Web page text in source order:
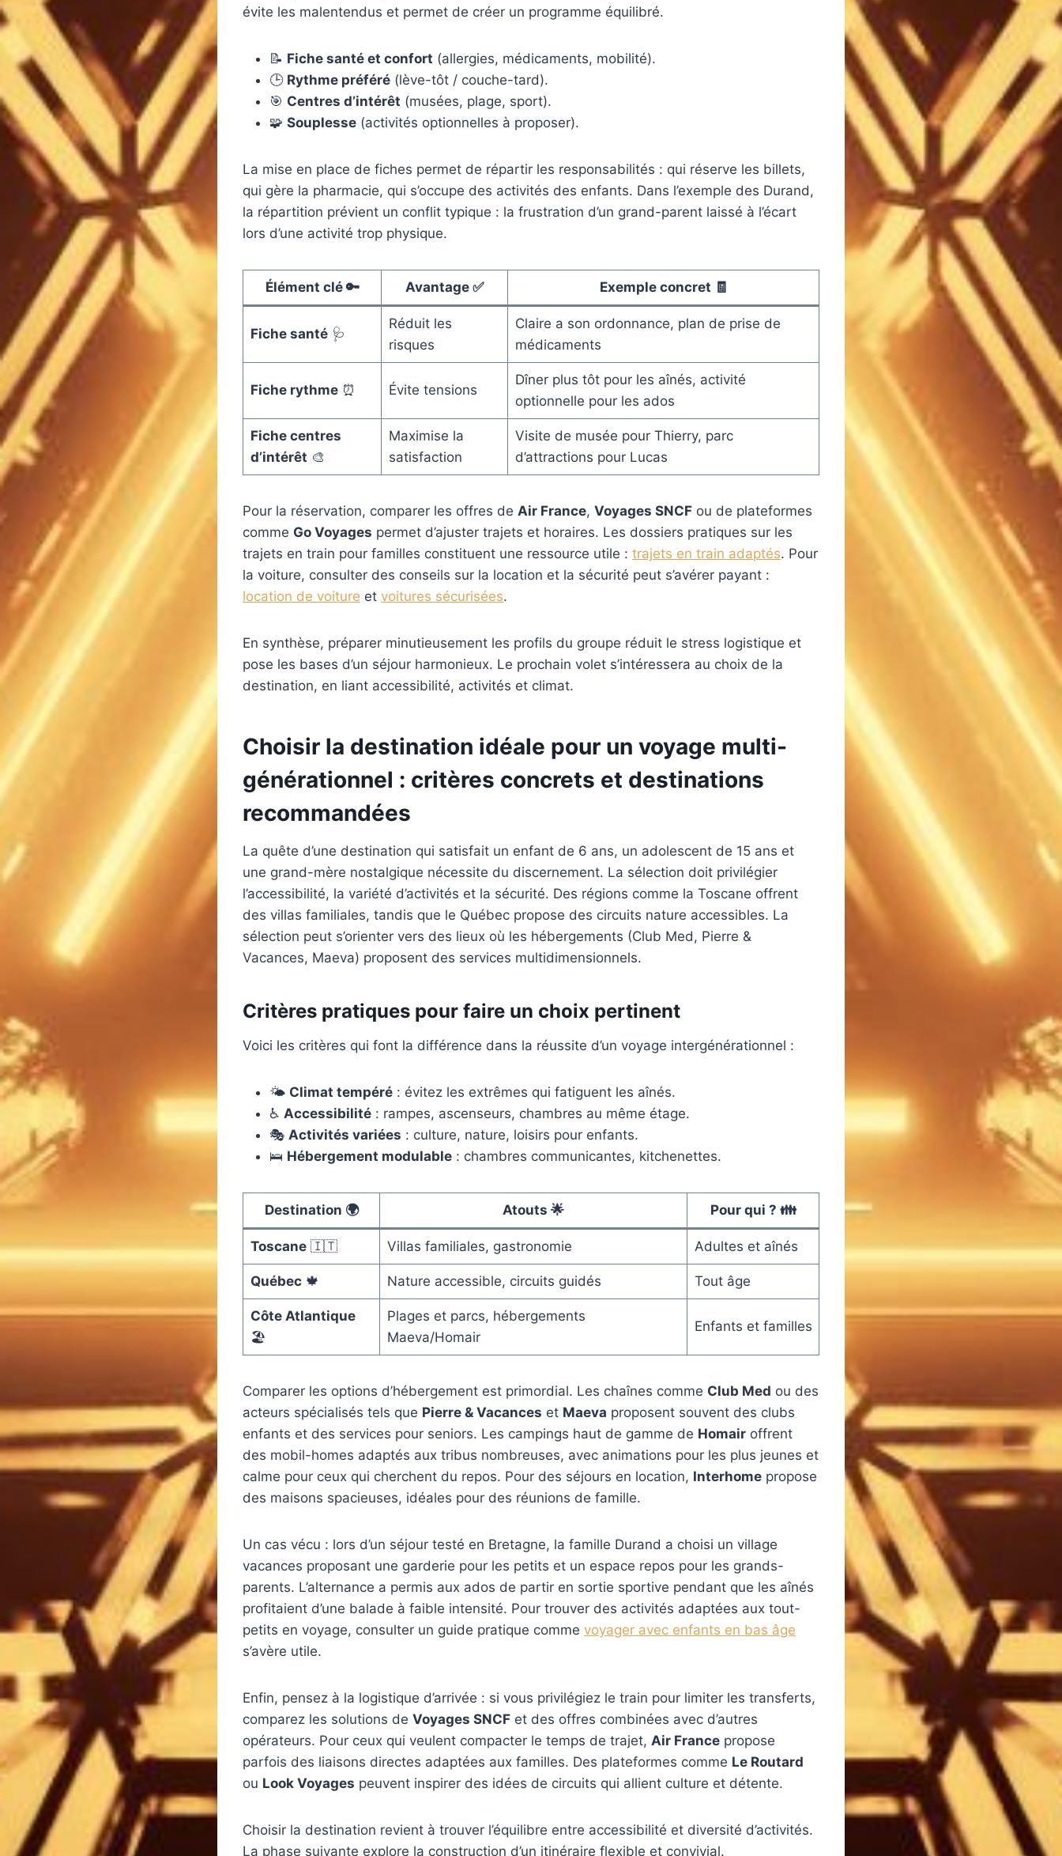
évite les malentendus et permet de créer un programme équilibré.
📝 Fiche santé et confort (allergies, médicaments, mobilité).
🕒 Rythme préféré (lève-tôt / couche-tard).
🎯 Centres d’intérêt (musées, plage, sport).
🧩 Souplesse (activités optionnelles à proposer).
La mise en place de fiches permet de répartir les responsabilités : qui réserve les billets,
qui gère la pharmacie, qui s’occupe des activités des enfants. Dans l’exemple des Durand,
la répartition prévient un conflit typique : la frustration d’un grand-parent laissé à l’écart
lors d’une activité trop physique.
Élément clé 🔑 Avantage ✅ Exemple concret 🧾
Fiche santé🩺
Réduit les
risques
Claire a son ordonnance, plan de prise de
médicaments
Fiche rythme⏰ Évite tensions
Dîner plus tôt pour les aînés, activité
optionnelle pour les ados
Fiche centres
d’intérêt 🎨
Maximise la
satisfaction
Visite de musée pour Thierry, parc
d’attractions pour Lucas
Pour la réservation, comparer les offres de Air France, Voyages SNCF ou de plateformes
comme Go Voyages permet d’ajuster trajets et horaires. Les dossiers pratiques sur les
trajets en train pour familles constituent une ressource utile : trajets en train adaptés. Pour
la voiture, consulter des conseils sur la location et la sécurité peut s’avérer payant :
location de voiture et voitures sécurisées.
En synthèse, préparer minutieusement les profils du groupe réduit le stress logistique et
pose les bases d’un séjour harmonieux. Le prochain volet s’intéressera au choix de la
destination, en liant accessibilité, activités et climat.
Choisir la destination idéale pour un voyage multi-
générationnel : critères concrets et destinations
recommandées
La quête d’une destination qui satisfait un enfant de 6 ans, un adolescent de 15 ans et
une grand-mère nostalgique nécessite du discernement. La sélection doit privilégier
l’accessibilité, la variété d’activités et la sécurité. Des régions comme la Toscane offrent
des villas familiales, tandis que le Québec propose des circuits nature accessibles. La
sélection peut s’orienter vers des lieux où les hébergements (Club Med, Pierre &
Vacances, Maeva) proposent des services multidimensionnels.
Critères pratiques pour faire un choix pertinent
Voici les critères qui font la différence dans la réussite d’un voyage intergénérationnel :
🌤️ Climat tempéré : évitez les extrêmes qui fatiguent les aînés.
♿ Accessibilité : rampes, ascenseurs, chambres au même étage.
🎭 Activités variées : culture, nature, loisirs pour enfants.
🛌 Hébergement modulable : chambres communicantes, kitchenettes.
Destination 🌍 Atouts 🌟 Pour qui ? 👪
Toscane🇮🇹 Villas familiales, gastronomie Adultes et aînés
Québec🍁 Nature accessible, circuits guidés Tout âge
Côte Atlantique
🏖️
Plages et parcs, hébergements
Maeva/Homair
Enfants et familles
Comparer les options d’hébergement est primordial. Les chaînes comme Club Med ou des
acteurs spécialisés tels que Pierre & Vacances et Maeva proposent souvent des clubs
enfants et des services pour seniors. Les campings haut de gamme de Homair offrent
des mobil-homes adaptés aux tribus nombreuses, avec animations pour les plus jeunes et
calme pour ceux qui cherchent du repos. Pour des séjours en location, Interhome propose
des maisons spacieuses, idéales pour des réunions de famille.
Un cas vécu : lors d’un séjour testé en Bretagne, la famille Durand a choisi un village
vacances proposant une garderie pour les petits et un espace repos pour les grands-
parents. L’alternance a permis aux ados de partir en sortie sportive pendant que les aînés
profitaient d’une balade à faible intensité. Pour trouver des activités adaptées aux tout-
petits en voyage, consulter un guide pratique comme voyager avec enfants en bas âge
s’avère utile.
Enfin, pensez à la logistique d’arrivée : si vous privilégiez le train pour limiter les transferts,
comparez les solutions de Voyages SNCF et des offres combinées avec d’autres
opérateurs. Pour ceux qui veulent compacter le temps de trajet, Air France propose
parfois des liaisons directes adaptées aux familles. Des plateformes comme Le Routard
ou Look Voyages peuvent inspirer des idées de circuits qui allient culture et détente.
Choisir la destination revient à trouver l’équilibre entre accessibilité et diversité d’activités.
La phase suivante explore la construction d’un itinéraire flexible et convivial.